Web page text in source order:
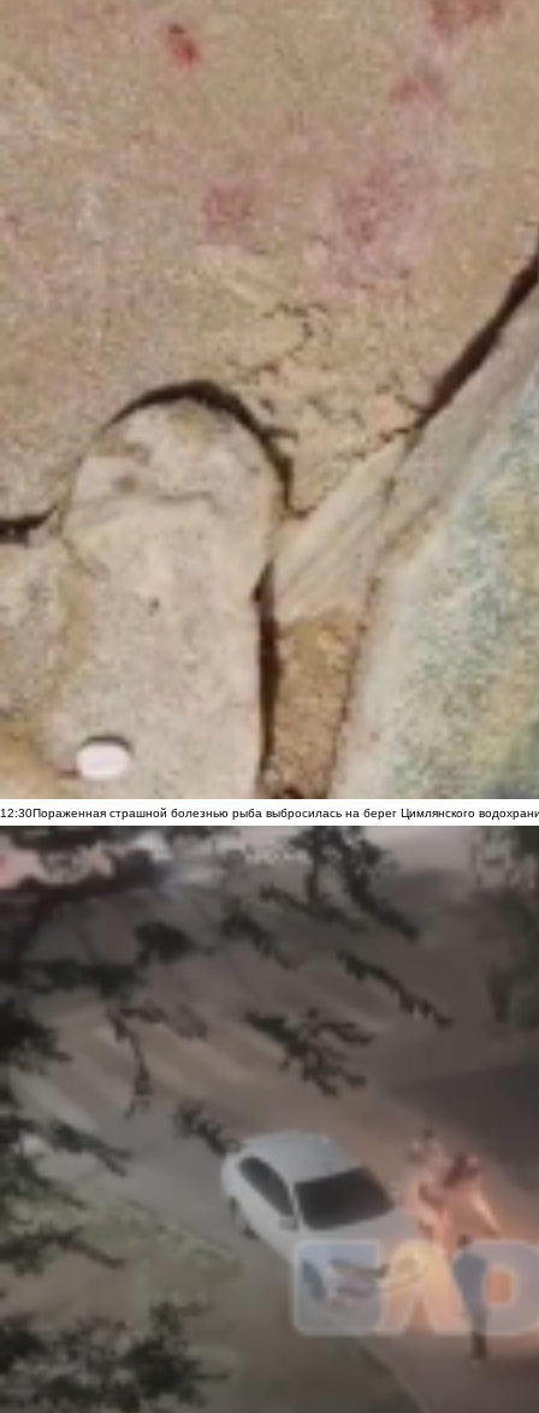
12:30Пораженная страшной болезнью рыба выбросилась на берег Цимлянского